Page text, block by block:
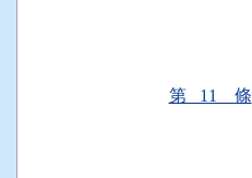
第 11 條